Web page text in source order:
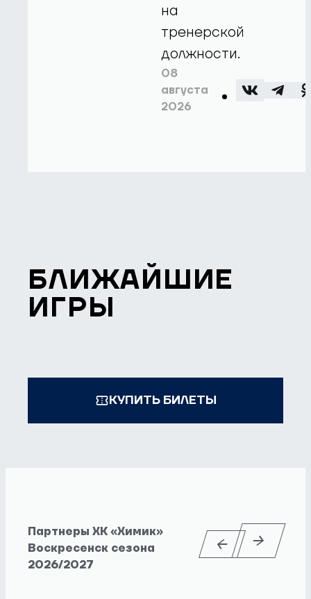
на
тренерской
должности.
08
августа
2026
БЛИЖАЙШИЕ
ИГРЫ
КУПИТЬ БИЛЕТЫ
Партнеры ХК «Химик»
Воскресенск сезона
2026/2027